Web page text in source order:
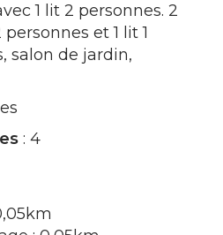
1 lit 2 personnes. 2
et 1 lit 1
salon de jardin,
: 4